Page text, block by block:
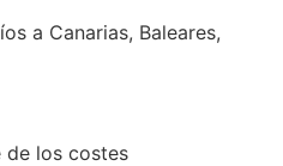
a Canarias, Baleares,
de los costes